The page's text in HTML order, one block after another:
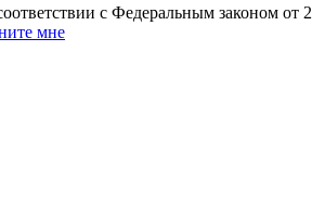
с Федеральным законом
мне